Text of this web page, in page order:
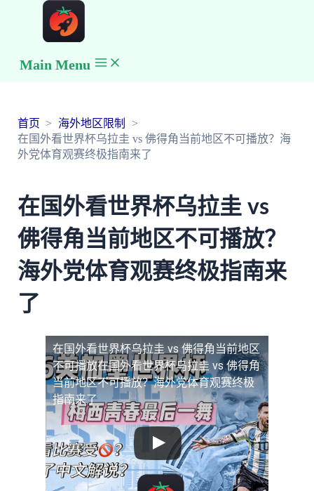
Main Menu
首页
海外地区限制
在国外看世界杯乌拉圭 vs 佛得角当前地区不可播放？海
外党体育观赛终极指南来了
在国外看世界杯乌拉圭 vs
佛得角当前地区不可播放？
海外党体育观赛终极指南来
了
在国外看世界杯乌拉圭 vs 佛得角当前地区
不可播放在国外看世界杯乌拉圭 vs 佛得角
当前地区不可播放？海外党体育观赛终极
指南来了